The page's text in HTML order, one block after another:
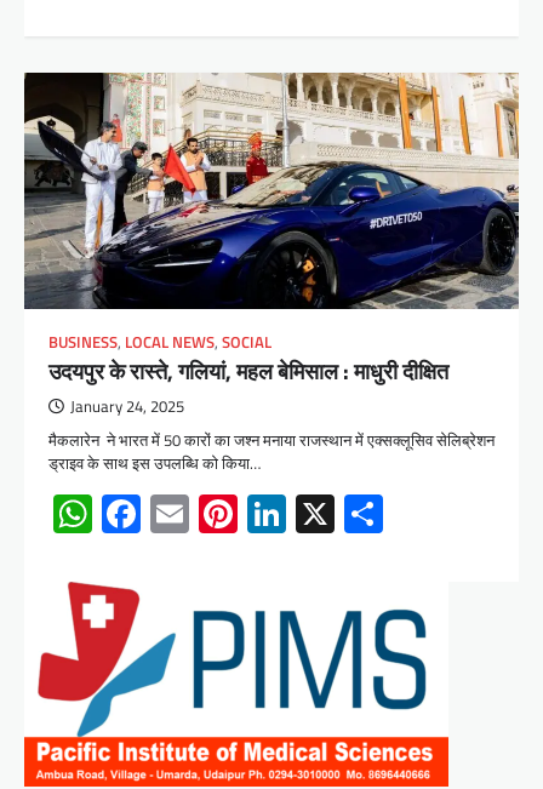
BUSINESS, LOCAL NEWS, SOCIAL
उदयपुर के रास्ते, गलियां, महल बेमिसाल : माधुरी दीक्षित
January 24, 2025
मैकलारेन ने भारत में 50 कारों का जश्न मनाया राजस्थान में एक्सक्लूसिव सेलिब्रेशन
ड्राइव के साथ इस उपलब्धि को किया…
WhatsApp
Facebook
EmailPinterest
LinkedIn
X